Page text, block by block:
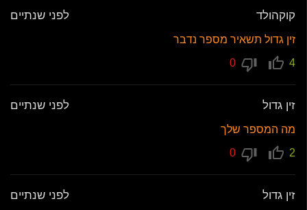
קוקהולד לפני שנתיים
זין גדול תשאיר מספר נדבר
4
זין גדול לפני שנתיים
מה המספר שלך
2
זין גדול לפני שנתיים